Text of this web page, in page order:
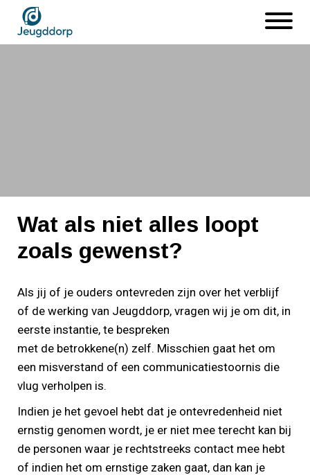
Naar
hoofdinhoud
Open
menu
Klachten
Wat als niet alles loopt
zoals gewenst?
Als jij of je ouders ontevreden zijn over het verblijf
of de werking van Jeugddorp, vragen wij je om dit, in
eerste instantie, te bespreken
met de betrokkene(n) zelf. Misschien gaat het om
een misverstand of een communicatiestoornis die
vlug verholpen is.
Indien je het gevoel hebt dat je ontevredenheid niet
ernstig genomen wordt, je er niet mee terecht kan bij
de personen waar je rechtstreeks contact mee hebt
of indien het om ernstige zaken gaat, dan kan je